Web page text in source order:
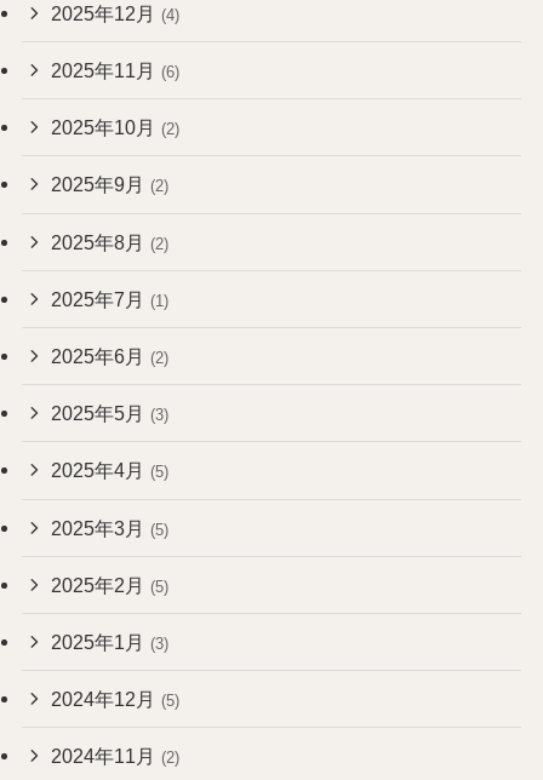
2025年12月 (4)
2025年11月 (6)
2025年10月 (2)
2025年9月 (2)
2025年8月 (2)
2025年7月 (1)
2025年6月 (2)
2025年5月 (3)
2025年4月 (5)
2025年3月 (5)
2025年2月 (5)
2025年1月 (3)
2024年12月 (5)
2024年11月 (2)